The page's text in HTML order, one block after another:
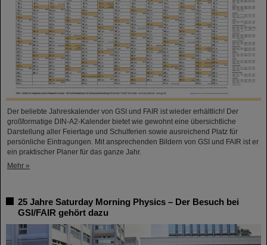
Der beliebte Jahreskalender von GSI und FAIR ist wieder erhältlich! Der
großformatige DIN-A2-Kalender bietet wie gewohnt eine übersichtliche
Darstellung aller Feiertage und Schulferien sowie ausreichend Platz für
persönliche Eintragungen. Mit ansprechenden Bildern von GSI und FAIR ist er
ein praktischer Planer für das ganze Jahr.
Mehr »
25 Jahre Saturday Morning Physics – Der Besuch bei
GSI/FAIR gehört dazu